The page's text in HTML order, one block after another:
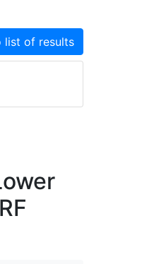
list of results